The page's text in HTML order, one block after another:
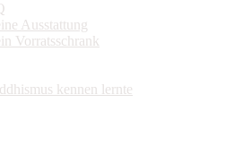
Ausstattung
Vorratsschrank
kennen lernte